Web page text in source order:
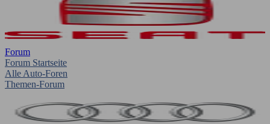
Forum
Forum Startseite
Alle Auto-Foren
Themen-Forum